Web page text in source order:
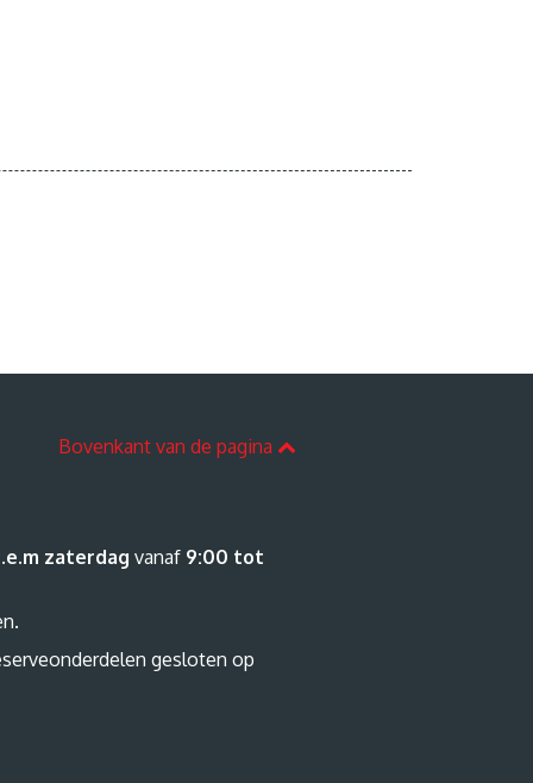
Bovenkant van de pagina
zaterdag vanaf 9:00 tot
gesloten op